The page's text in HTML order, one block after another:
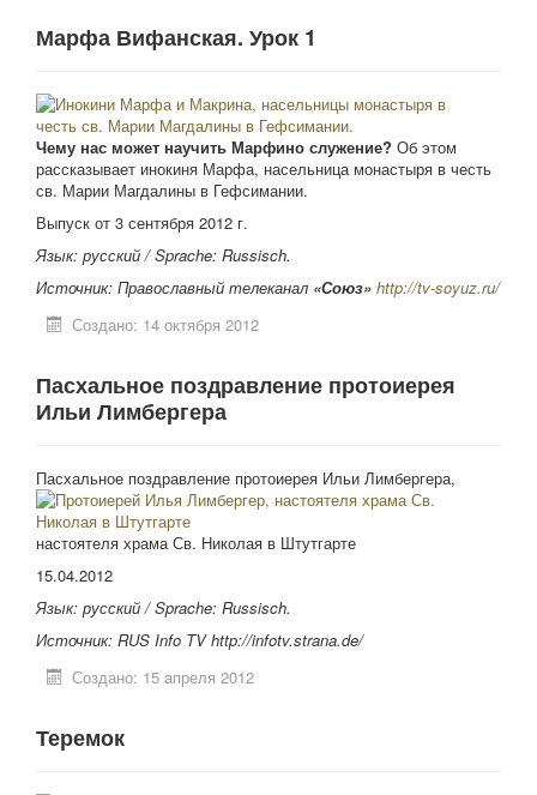
Марфа Вифанская. Урок 1
Чему нас может научить Марфино служение? Об этом
рассказывает инокиня Марфа, насельница монастыря в честь
св. Марии Магдалины в Гефсимании.
Выпуск от 3 сентября 2012 г.
Язык: русский /Sprache: Russisch.
Источник: Православный телеканал «Союз» http://tv-soyuz.ru/
Создано: 14 октября 2012
Пасхальное поздравление протоиерея
Ильи Лимбергера
Пасхальное поздравление протоиерея Ильи Лимбергера,
настоятеля храма Св. Николая в Штутгарте
15.04.2012
Язык: русский /Sprache: Russisch.
Источник: RUS Info TV http://infotv.strana.de/
Создано: 15 апреля 2012
Теремок